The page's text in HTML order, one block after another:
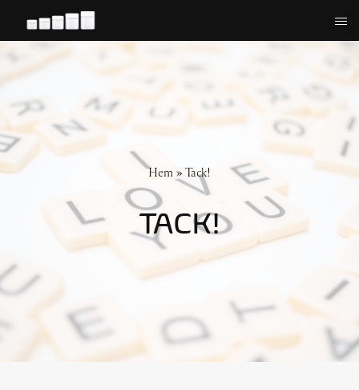
Hoppa
till
innehåll
Hem » Tack!
TACK!